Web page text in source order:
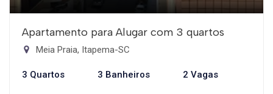
Apartamento para Alugar com 3 quartos
Meia Praia, Itapema-SC
3 Quartos 3 Banheiros 2 Vagas